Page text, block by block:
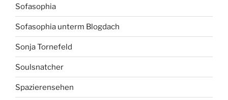
Sofasophia
Sofasophia unterm Blogdach
Sonja Tornefeld
Soulsnatcher
Spazierensehen